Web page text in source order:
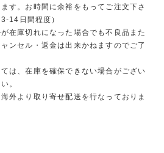
す。お時間に余裕をもってご注文下さ
14日間程度）
在庫切れになった場合でも不良品また
ンセル・返金は出来かねますのでご了
は、在庫を確保できない場合がござい
。
外より取り寄せ配送を行なっておりま